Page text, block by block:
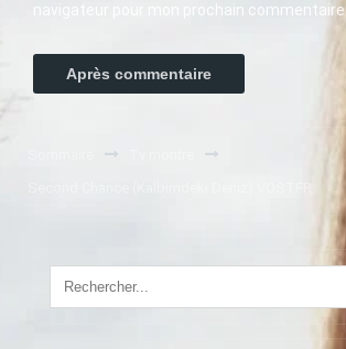
navigateur pour mon prochain commentaire.